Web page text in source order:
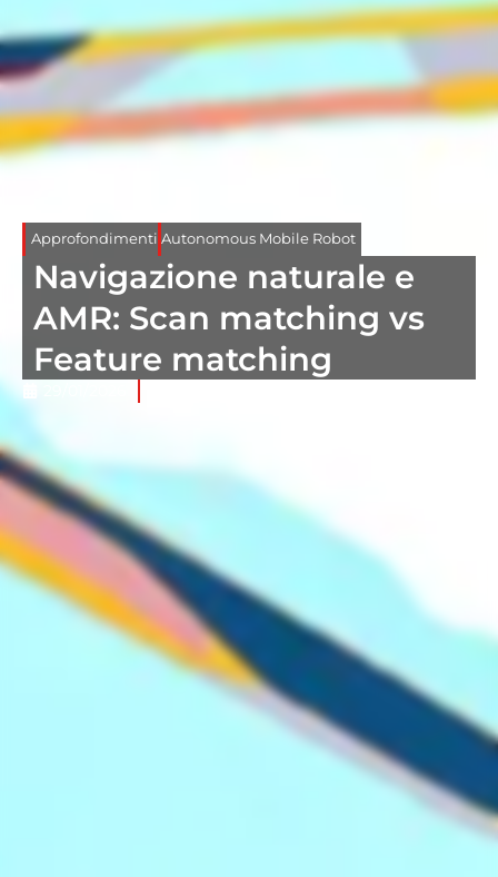
Approfondimenti Autonomous Mobile Robot
Navigazione naturale e
AMR: Scan matching vs
Feature matching